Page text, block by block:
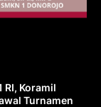
RI, Koramil
Turnamen